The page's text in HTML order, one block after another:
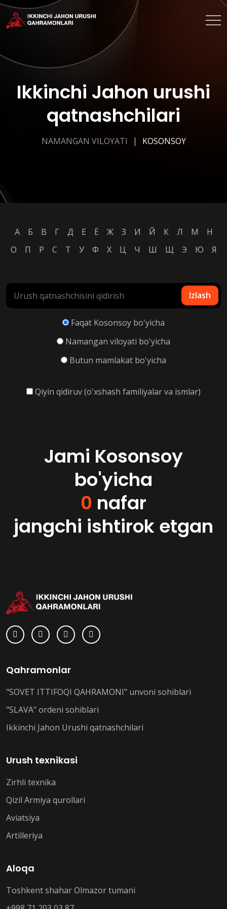
Ikkinchi Jahon urushi
qatnashchilari
NAMANGAN VILOYATI KOSONSOY
А Б В Г Д Е Ё Ж З И Й К Л М
Н
О
П Р С Т У Ф Х Ц Ч Ш Щ Э Ю Я
Faqat Kosonsoy bo'yicha
Namangan viloyati bo'yicha
Butun mamlakat bo'yicha
Qiyin qidiruv (o'xshash familiyalar va ismlar)
Izlash
Jami Kosonsoy
bo'yicha
0 nafar
jangchi ishtirok etgan
Qahramonlar
"SOVET ITTIFOQI QAHRAMONI" unvoni sohiblari
"SLAVA" ordeni sohiblari
Ikkinchi Jahon Urushi qatnashchilari
Urush texnikasi
Zirhli texnika
Qizil Armiya qurollari
Aviatsiya
Artilleriya
Aloqa
Toshkent shahar Olmazor tumani